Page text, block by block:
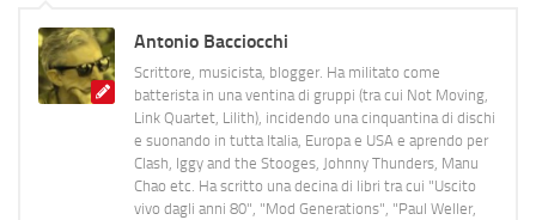
Antonio Bacciocchi
Scrittore, musicista, blogger. Ha militato come
batterista in una ventina di gruppi (tra cui Not Moving,
Link Quartet, Lilith), incidendo una cinquantina di dischi
e suonando in tutta Italia, Europa e USA e aprendo per
Clash, Iggy and the Stooges, Johnny Thunders, Manu
Chao etc. Ha scritto una decina di libri tra cui "Uscito
vivo dagli anni 80", "Mod Generations", "Paul Weller,